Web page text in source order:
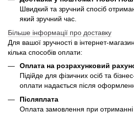
Швидкий та зручний спосіб
який зручний час.
Більше інформації про доставку
Для вашої зручності в інтернет-
кілька способів оплати:
Оплата на розрахунковий
Підійде для фізичних осіб та
оплати надається після
Післяплата
Оплата замовлення при отриманні